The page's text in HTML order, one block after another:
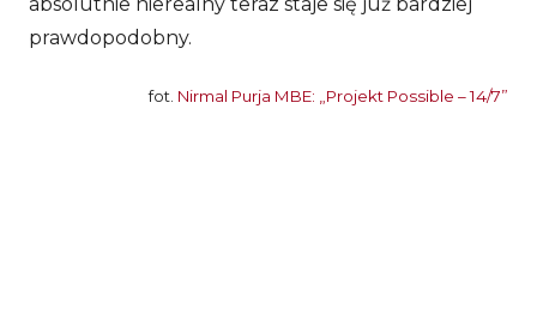
prawdopodobny.
fot. Nirmal Purja MBE: „Projekt Possible – 14/7”